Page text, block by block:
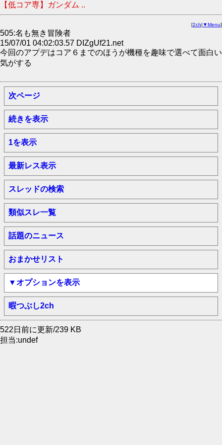
【低コア専】ガンダム ..
[2ch| ▼Menu]
505:名も無き冒険者
15/07/01 04:02:03.57 DIZgUf21.net
今回のアプデはコア６までのほうが機種を趣味で選べて面白い
気がする
次ページ
続きを表示
1を表示
最新レス表示
スレッドの検索
類似スレ一覧
話題のニュース
おまかせリスト
▼オプションを表示
暇つぶし2ch
522日前に更新/239 KB
担当:undef